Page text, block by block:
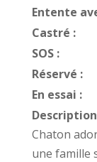
Entente
Castré :
SOS :
Réservé :
En essai :
Chaton
une famille